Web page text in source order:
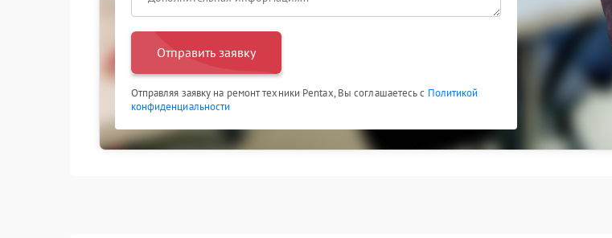
Отправить заявку
Отправляя заявку на ремонт техники Pentax, Вы соглашаетесь с Политикой
конфиденциальности